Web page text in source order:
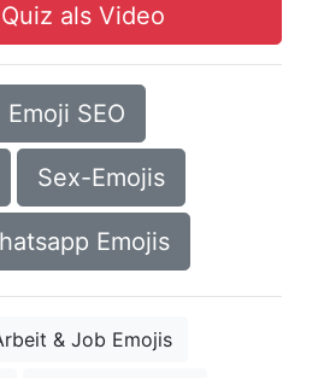
als Video
Emoji SEO
Sex-Emojis
Emojis
& Job Emojis